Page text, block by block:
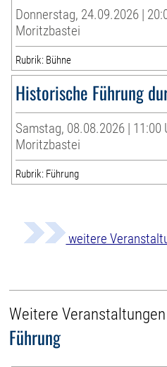
Donnerstag, 24.09.2026 |
Moritzbastei
Rubrik: Bühne
Historische Führung
Samstag, 08.08.2026 | 11:00
Moritzbastei
Rubrik: Führung
weitere
Weitere
Führung